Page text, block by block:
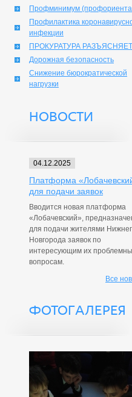
Профминимум
Профилактика
инфекции
ПРОКУРАТУРА РАЗЪЯСНЯЕТ
Дорожная безопасность
Снижение бюрократической
нагрузки
НОВОСТИ
04.12.2025
Платформа
для подачи заявок
Вводится новая платформа
«Лобачевский»,
для подачи жителями
Новгорода заявок по
интересующим их
вопросам.
Все
ФОТОГАЛЕРЕЯ